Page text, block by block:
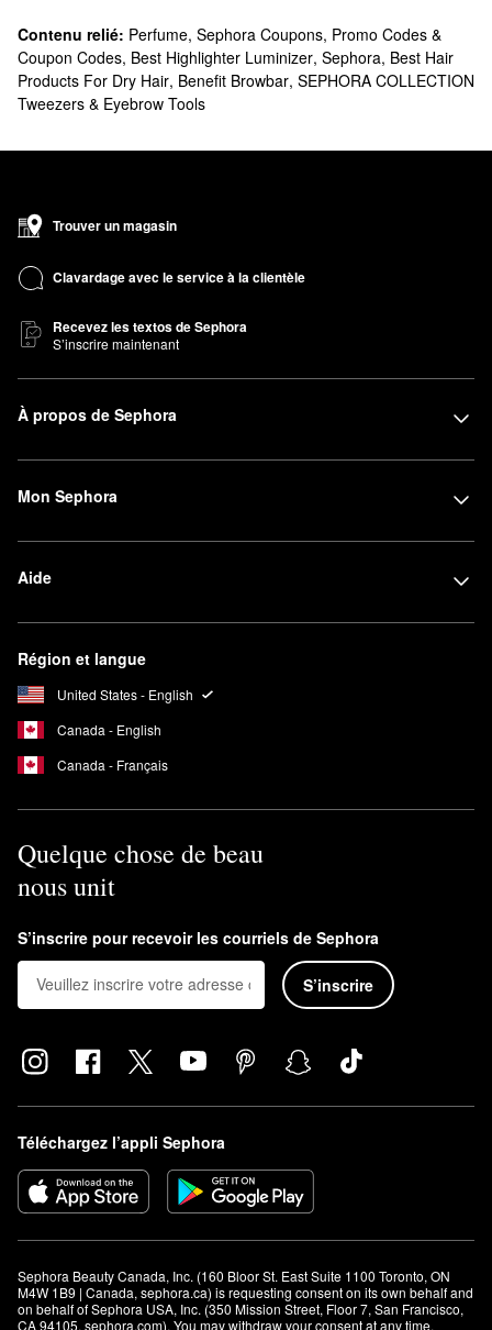
Contenu relié: Perfume, Sephora Coupons, Promo Codes &
Coupon Codes, Best Highlighter Luminizer, Sephora, Best Hair
Products For Dry Hair, Benefit Browbar, SEPHORA COLLECTION
Tweezers & Eyebrow Tools
Trouver un magasin
Clavardage avec le service à la clientèle
Recevez les textos de Sephora
S’inscrire maintenant
À propos de Sephora
Mon Sephora
Aide
Région et langue
United States - English
Canada - English
Canada - Français
Quelque chose de beau
nous unit
S’inscrire pour recevoir les courriels de Sephora
S’inscrire
Téléchargez l’appli Sephora
Sephora Beauty Canada, Inc. (160 Bloor St. East Suite 1100 Toronto, ON
M4W 1B9 | Canada, sephora.ca) is requesting consent on its own behalf and
on behalf of Sephora USA, Inc. (350 Mission Street, Floor 7, San Francisco,
CA 94105, sephora.com). You may withdraw your consent at any time.